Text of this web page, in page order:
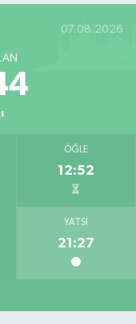
07.08.2026
ÖĞLE
12:52
YATSI
21:27